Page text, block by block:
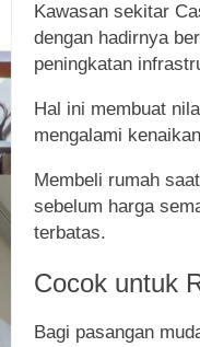
Kawasan sekitar
dengan hadirnya
peningkatan
Hal ini membuat
mengalami
Membeli rumah
sebelum harga
terbatas.
Cocok untuk
Bagi pasangan